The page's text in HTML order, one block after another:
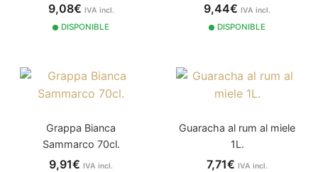
9,08€ IVA incl.
DISPONIBLE
9,44€ IVA incl.
DISPONIBLE
Grappa Bianca
Sammarco 70cl.
9,91€ IVA incl.
Guaracha al rum al miele
1L.
7,71€ IVA incl.